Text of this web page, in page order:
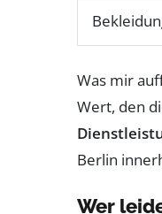
Was mir
Wert, den
Berlin
Wer